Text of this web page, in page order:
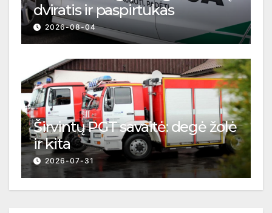
dviratis ir paspirtukas
2026-08-04
Širvintų PGT savaitė: degė žolė
ir kita
2026-07-31